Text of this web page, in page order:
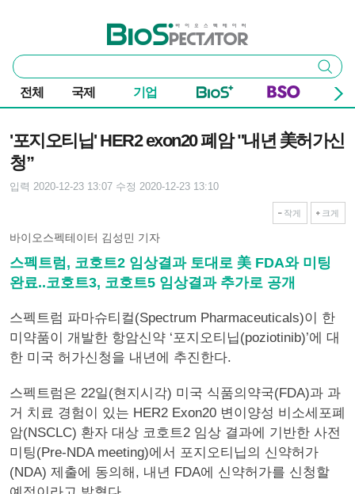
바이오스펙테이터
통
합
검
색
검색
전체 국제 기업
'포지오티닙' HER2 exon20 폐암 "내년 美허가신
청”
입력 2020-12-23 13:07 수정 2020-12-23 13:10
작게 크게
바이오스펙테이터 김성민 기자
스펙트럼, 코호트2 임상결과 토대로 美 FDA와 미팅
완료..코호트3, 코호트5 임상결과 추가로 공개
스펙트럼 파마슈티컬(Spectrum Pharmaceuticals)이 한
미약품이 개발한 항암신약 ‘포지오티닙(poziotinib)’에 대
한 미국 허가신청을 내년에 추진한다.
스펙트럼은 22일(현지시각) 미국 식품의약국(FDA)과 과
거 치료 경험이 있는 HER2 Exon20 변이양성 비소세포폐
암(NSCLC) 환자 대상 코호트2 임상 결과에 기반한 사전
미팅(Pre-NDA meeting)에서 포지오티닙의 신약허가
(NDA) 제출에 동의해, 내년 FDA에 신약허가를 신청할